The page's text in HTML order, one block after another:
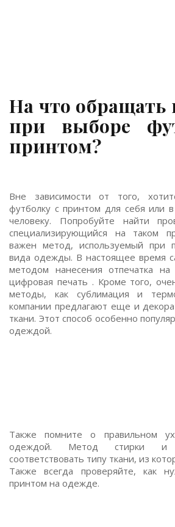
На что обращать
при выборе
принтом?
Вне зависимости от того,
футболку с принтом для себя или
человеку. Попробуйте найти
специализирующийся на таком
важен метод, используемый при
вида одежды. В настоящее время
методом нанесения отпечатка на
цифровая печать . Кроме того,
методы, как сублимация и
компании предлагают еще и
ткани. Этот способ особенно
одеждой.
Также помните о правильном
одеждой. Метод стирки и
соответствовать типу ткани, из
Также всегда проверяйте, как
принтом на одежде.